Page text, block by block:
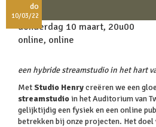
do
10/03/22
donderdag 10 maart, 20u00
online, online
een hybride streamstudio in het hart
Met Studio Henrycreëren we een
streamstudioin het Auditorium van
gelijktijdig een fysiek en een online
betrekken bij onze projecten. Het doel